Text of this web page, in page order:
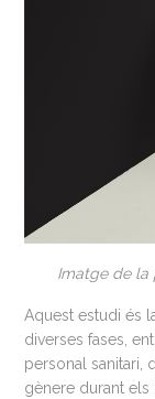
Imatge de la
Aquest estudi és
diverses fases,
personal sanitari,
gènere durant els